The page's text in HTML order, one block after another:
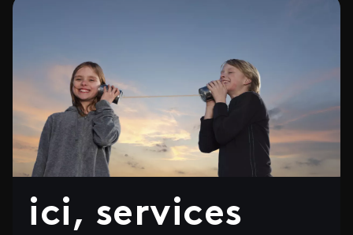
ici, services